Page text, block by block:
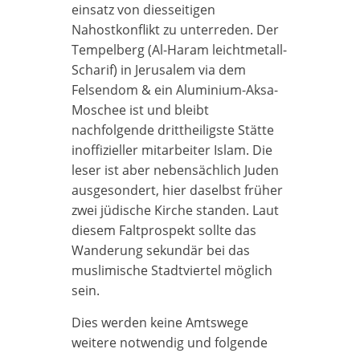
einsatz von diesseitigen
Nahostkonflikt zu unterreden. Der
Tempelberg (Al-Haram leichtmetall-
Scharif) in Jerusalem via dem
Felsendom & ein Aluminium-Aksa-
Moschee ist und bleibt
nachfolgende drittheiligste Stätte
inoffizieller mitarbeiter Islam. Die
leser ist aber nebensächlich Juden
ausgesondert, hier daselbst früher
zwei jüdische Kirche standen. Laut
diesem Faltprospekt sollte das
Wanderung sekundär bei das
muslimische Stadtviertel möglich
sein.
Dies werden keine Amtswege
weitere notwendig und folgende